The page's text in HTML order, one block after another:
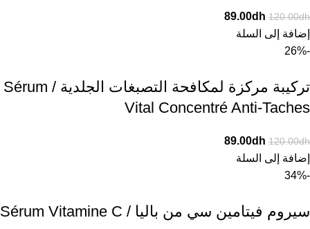
120.00dh
89.00dh
إضافة إلى السلة
-26%
تركيبة مركزة لمكافحة التصبغات الجلدية / Sérum
Vital Concentré Anti-Taches
120.00dh
89.00dh
إضافة إلى السلة
-34%
سيروم فيتامين سي من باليا / Sérum Vitamine C